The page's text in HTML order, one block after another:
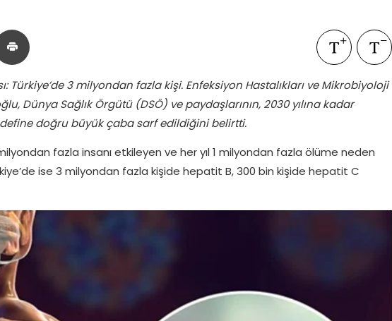
Türkiye’de 3 milyondan fazla kişi. Enfeksiyon Hastalıkları ve Mikrobiyoloji
Dünya Sağlık Örgütü (DSÖ) ve paydaşlarının, 2030 yılına kadar
doğru büyük çaba sarf edildiğini belirtti.
fazla insanı etkileyen ve her yıl 1 milyondan fazla ölüme neden
ise 3 milyondan fazla kişide hepatit B, 300 bin kişide hepatit C